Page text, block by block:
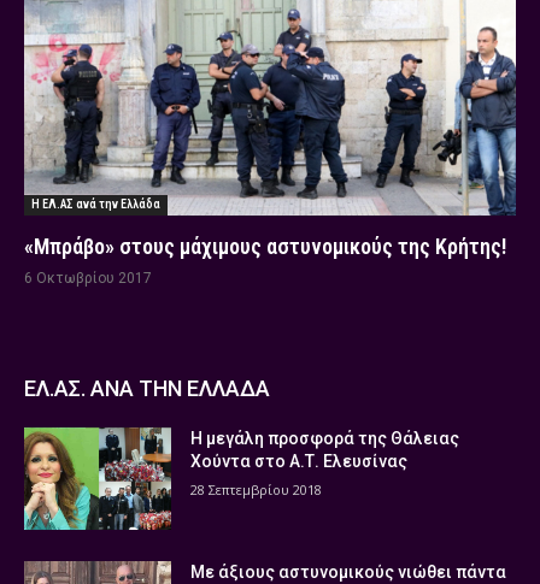
Η ΕΛ.ΑΣ ανά την Ελλάδα
«Μπράβο» στους μάχιμους αστυνομικούς της Κρήτης!
6 Οκτωβρίου 2017
ΕΛ.ΑΣ. ΑΝΑ ΤΗΝ ΕΛΛΑΔΑ
Η μεγάλη προσφορά της Θάλειας
Χούντα στο Α.Τ. Ελευσίνας
28 Σεπτεμβρίου 2018
Με άξιους αστυνομικούς νιώθει πάντα